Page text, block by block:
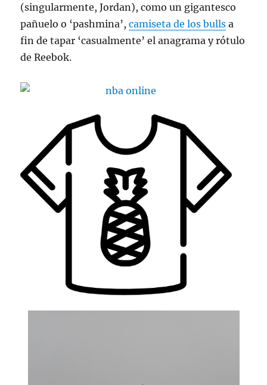
(singularmente, Jordan), como un gigantesco
pañuelo o ‘pashmina’,camiseta de los bulls a
fin de tapar ‘casualmente’ el anagrama y rótulo
de Reebok.